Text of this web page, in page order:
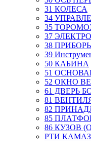
31 КОЛЕСА
34
35
37
38
39
50 КАБИНА
51
52 ОКНО
61 ДВЕРЬ
81
82
85
86 КУЗОВ
РТИ КАМАЗ